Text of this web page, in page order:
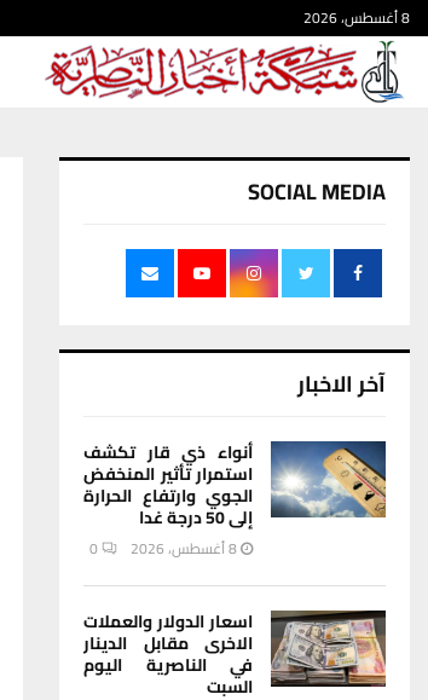
8 أغسطس، 2026
SOCIAL MEDIA
آخر الاخبار
أنواء ذي قار تكشف
استمرار تأثير المنخفض
الجوي وارتفاع الحرارة
إلى 50 درجة غدا
8 أغسطس، 2026 0
اسعار الدولار والعملات
الاخرى مقابل الدينار
في الناصرية اليوم
السبت